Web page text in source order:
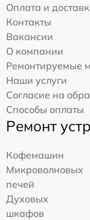
Оплата и
Контакты
Вакансии
О компании
Ремонтируемые
Наши услуги
Согласие на
Способы оплаты
Ремонт
Кофемашин
Микроволновых
печей
Духовых
шкафов